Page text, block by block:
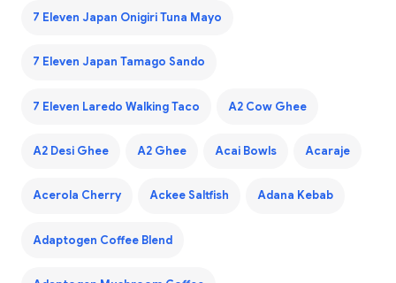
7 Eleven Japan Onigiri Tuna Mayo
7 Eleven Japan Tamago Sando
7 Eleven Laredo Walking Taco A2 Cow Ghee
A2 Desi Ghee A2 Ghee Acai Bowls Acaraje
Acerola Cherry Ackee Saltfish Adana Kebab
Adaptogen Coffee Blend